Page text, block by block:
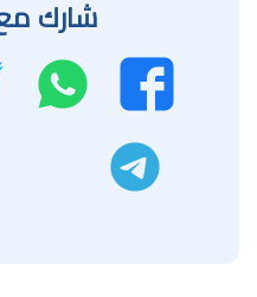
شارك
فيسبوك